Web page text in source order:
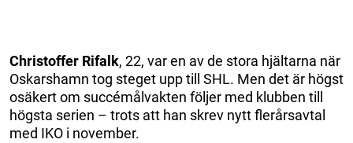
Christoffer Rifalk, 22, var en av de stora hjältarna när
Oskarshamn tog steget upp till SHL. Men det är högst
osäkert om succémålvakten följer med klubben till
högsta serien – trots att han skrev nytt flerårsavtal
med IKO i november.